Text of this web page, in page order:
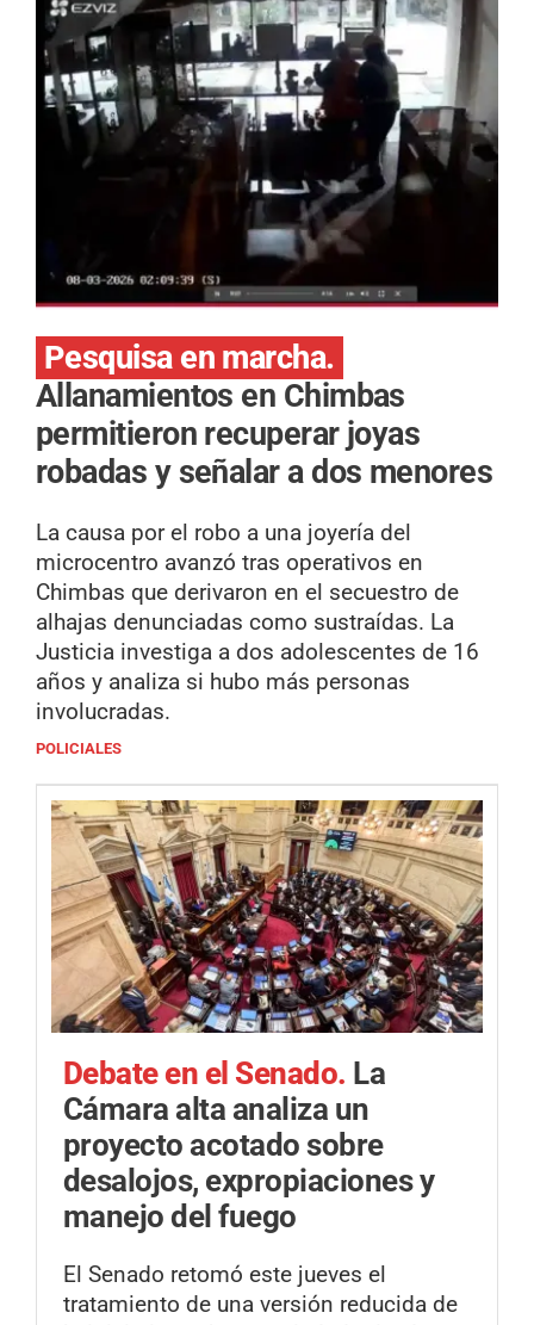
Pesquisa en marcha.
Allanamientos en Chimbas
permitieron recuperar joyas
robadas y señalar a dos menores
La causa por el robo a una joyería del
microcentro avanzó tras operativos en
Chimbas que derivaron en el secuestro de
alhajas denunciadas como sustraídas. La
Justicia investiga a dos adolescentes de 16
años y analiza si hubo más personas
involucradas.
POLICIALES
Debate en el Senado. La
Cámara alta analiza un
proyecto acotado sobre
desalojos, expropiaciones y
manejo del fuego
El Senado retomó este jueves el
tratamiento de una versión reducida de